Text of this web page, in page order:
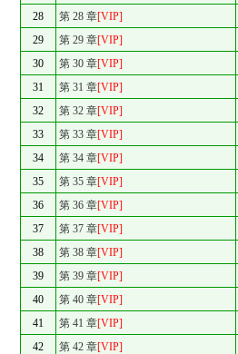
28
第 28 章[VIP]
29
第 29 章[VIP]
30
第 30 章[VIP]
31
第 31 章[VIP]
32
第 32 章[VIP]
33
第 33 章[VIP]
34
第 34 章[VIP]
35
第 35 章[VIP]
36
第 36 章[VIP]
37
第 37 章[VIP]
38
第 38 章[VIP]
39
第 39 章[VIP]
40
第 40 章[VIP]
41
第 41 章[VIP]
42
第 42 章[VIP]